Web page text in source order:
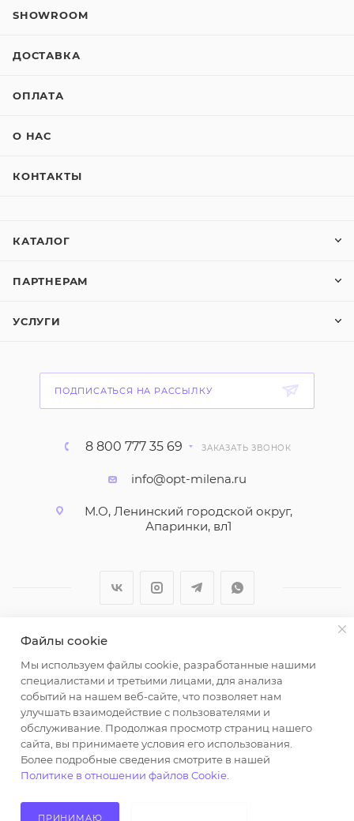
SHOWROOM
ДОСТАВКА
ОПЛАТА
О НАС
КОНТАКТЫ
КАТАЛОГ
ПАРТНЕРАМ
УСЛУГИ
ПОДПИСАТЬСЯ НА РАССЫЛКУ
8 800 777 35 69 ЗАКАЗАТЬ ЗВОНОК
info@opt-milena.ru
М.О, Ленинский городской округ,
Апаринки, вл1
2026 © ООО "Вайт Текстиль групп"
Любая информация на сайте носит справочный
характер и не является публичной офертой
определяемой положениями пункта 2 статьи 437
Гражданского кодекса Российской Федерации.
Использование любых материалов, опубликованных
на https://opt-milena.ru, допустимо только при
наличии письменного разрешения редакции и
активной ссылки на https://opt-milena.ru
Файлы cookie
Мы используем файлы cookie, разработанные нашими
специалистами и третьими лицами, для анализа
событий на нашем веб-сайте, что позволяет нам
улучшать взаимодействие с пользователями и
обслуживание. Продолжая просмотр страниц нашего
сайта, вы принимаете условия его использования.
Более подробные сведения смотрите в нашей
Политике в отношении файлов Cookie
ПРИНИМАЮ